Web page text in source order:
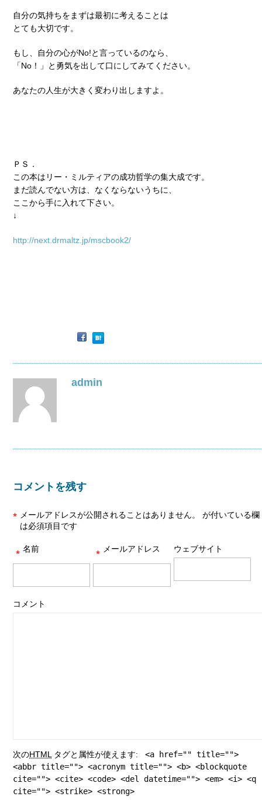
自分の気持ちをまずは最初に考えることは
とても大切です。
もし、自分の心がNo!と言っているのなら、
「No！」と勇気を出して口にしてみてください。
あなたの人生が大きく変わり出しますよ。
ＰＳ．
この本はリー・ミルティアの成功哲学の集大成です。
まだ読んでない方は、なくならないうちに、
ここから手に入れて下さい。
↓
http://next.drmaltz.jp/mscbook2/
admin
コメントを残す
メールアドレスが公開されることはありません。
*
が付いている欄
は必須項目です
名前
* メールアドレス
* ウェブサイト
コメント
次のHTML タグと属性が使えます:
<a href="" title="">
<abbr title=""> <acronym title=""> <b> <blockquote
cite=""> <cite> <code> <del datetime=""> <em> <i> <q
cite=""> <strike> <strong>